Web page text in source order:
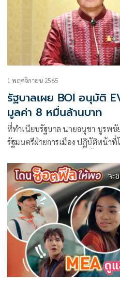
1 พฤศจิกายน 2565
รัฐบาลเผย BOI อนุมัติ
มูลค่า 8 หมื่นล้านบาท
ที่ทำเนียบรัฐบาล นายอนุชา บูรพชั
รัฐมนตรีฝ่ายการเมือง ปฏิบัติหน้าที่